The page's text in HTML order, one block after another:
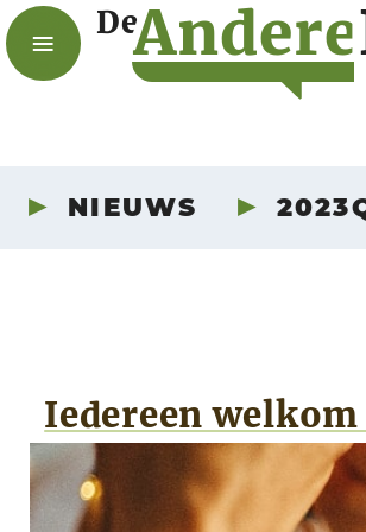
DeAndere
NIEUWS
Iedereen